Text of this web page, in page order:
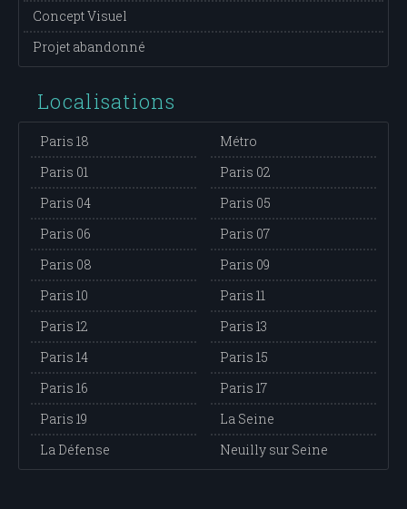
Concept Visuel
Projet abandonné
Localisations
Paris 18
Métro
Paris 01
Paris 02
Paris 04
Paris 05
Paris 06
Paris 07
Paris 08
Paris 09
Paris 10
Paris 11
Paris 12
Paris 13
Paris 14
Paris 15
Paris 16
Paris 17
Paris 19
La Seine
La Défense
Neuilly sur Seine